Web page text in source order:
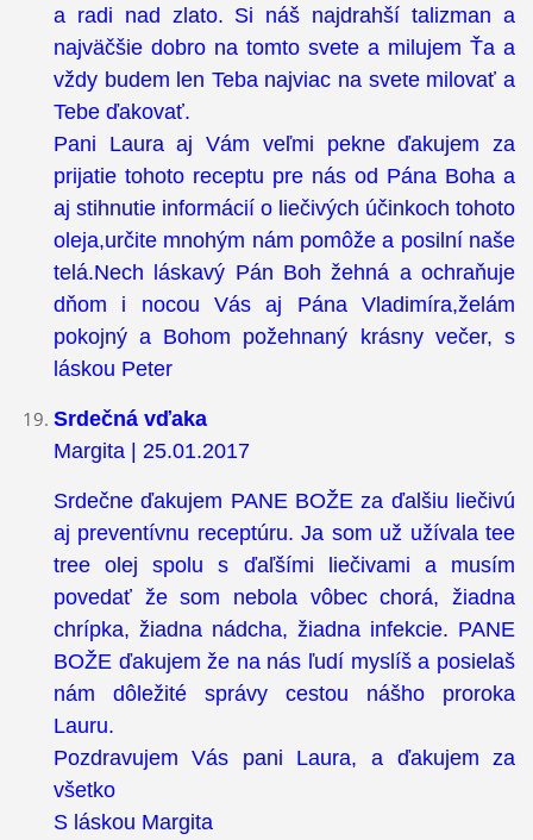
a radi nad zlato. Si náš najdrahší talizman a
najväčšie dobro na tomto svete a milujem Ťa a
vždy budem len Teba najviac na svete milovať a
Tebe ďakovať.
Pani Laura aj Vám veľmi pekne ďakujem za
prijatie tohoto receptu pre nás od Pána Boha a
aj stihnutie informácií o liečivých účinkoch tohoto
oleja,určite mnohým nám pomôže a posilní naše
telá.Nech láskavý Pán Boh žehná a ochraňuje
dňom i nocou Vás aj Pána Vladimíra,želám
pokojný a Bohom požehnaný krásny večer, s
láskou Peter
Srdečná vďaka
Margita | 25.01.2017
Srdečne ďakujem PANE BOŽE za ďalšiu liečivú
aj preventívnu receptúru. Ja som už užívala tee
tree olej spolu s ďaľšími liečivami a musím
povedať že som nebola vôbec chorá, žiadna
chrípka, žiadna nádcha, žiadna infekcie. PANE
BOŽE ďakujem že na nás ľudí myslíš a posielaš
nám dôležité správy cestou nášho proroka
Lauru.
Pozdravujem Vás pani Laura, a ďakujem za
všetko
S láskou Margita